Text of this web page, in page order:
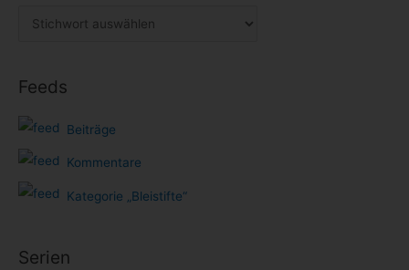
Feeds
Beiträge
Kommentare
Kategorie „Bleistifte“
Serien